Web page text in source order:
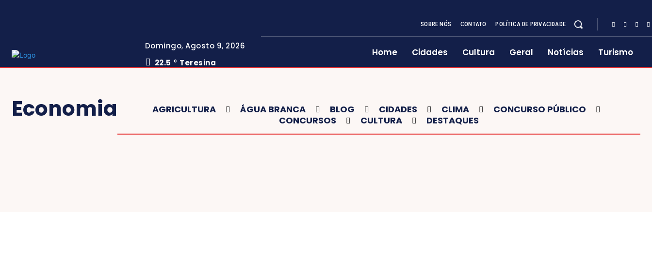
Domingo, Agosto 9, 2026
22.5
C Teresina
SOBRE NÓS CONTATO POLÍTICA DE PRIVACIDADE
Home Cidades Cultura Geral Notícias Turismo
Economia AGRICULTURA ÁGUA BRANCA BLOG CIDADES CLIMA
CONCURSO PÚBLICO
CONCURSOS
CULTURA DESTAQUES